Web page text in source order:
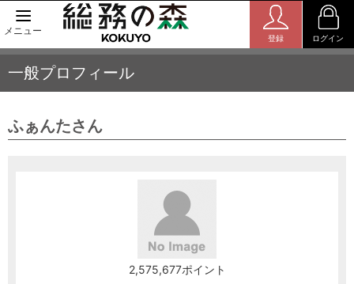
メニュー
登録 ログイン
一般プロフィール
ふぁんたさん
2,575,677ポイント